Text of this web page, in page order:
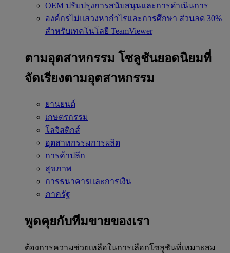
OEM ปรับปรุงการสนับสนุนและการดำเนินการ
องค์กรไม่แสวงหากำไรและการศึกษา ส่วนลด 30%
สำหรับเทคโนโลยี TeamViewer
ตามอุตสาหกรรม โซลูชันยอดนิยมที่
จัดเรียงตามอุตสาหกรรม
ยานยนต์
เกษตรกรรม
โลจิสติกส์
อุตสาหกรรมการผลิต
การค้าปลีก
สุขภาพ
การธนาคารและการเงิน
ภาครัฐ
พูดคุยกับทีมขายของเรา
ต้องการความช่วยเหลือในการเลือกโซลูชันที่เหมาะสม